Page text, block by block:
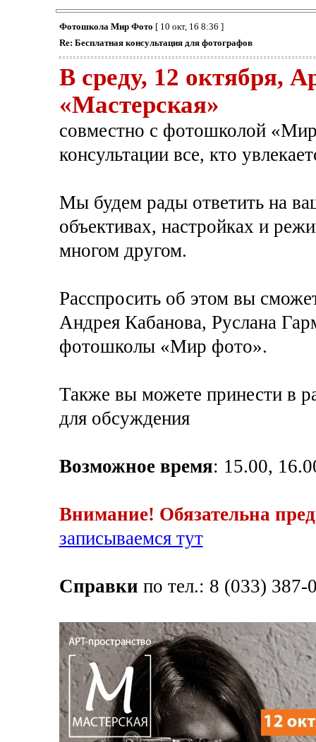
Фотошкола Мир Фото [ 10 окт, 16 8:36 ]
Re: Бесплатная консультация для фотографов
В среду, 12 октября,
«Мастерская»
совместно с фотошколой
консультации все, кто
Мы будем рады ответить на
объективах, настройках и
многом другом.
Расспросить об этом вы
Андрея Кабанова, Руслана
фотошколы «Мир фото».
Также вы можете принести в
для обсуждения
Возможное время: 15.00,
Внимание! Обязательна
записываемся тут
Справки по тел.: 8 (033) 387-